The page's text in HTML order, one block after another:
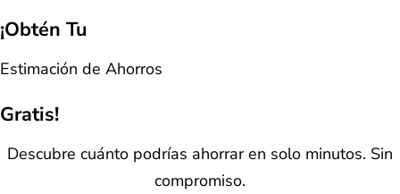
¡Obtén Tu
Estimación de Ahorros
Gratis!
Descubre cuánto podrías ahorrar en solo minutos. Sin
compromiso.